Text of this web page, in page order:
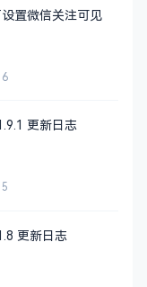
置微信关注可见
更新日志
更新日志